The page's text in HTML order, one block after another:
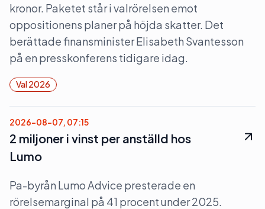
kronor. Paketet står i valrörelsen emot
oppositionens planer på höjda skatter. Det
berättade finansminister Elisabeth Svantesson
på en presskonferens tidigare idag.
Val 2026
2026-08-07, 07:15
2 miljoner i vinst per anställd hos
Lumo
Pa-byrån Lumo Advice presterade en
rörelsemarginal på 41 procent under 2025.